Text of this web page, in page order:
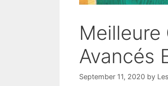
Avancés
September 11, 2020 by